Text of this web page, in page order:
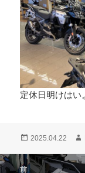
定休日明けはい
投
日:
2025.04.22
投
前